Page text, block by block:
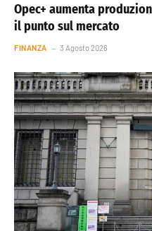
Opec+ aumenta
il punto sul mercato
FINANZA 3 Agosto 2026